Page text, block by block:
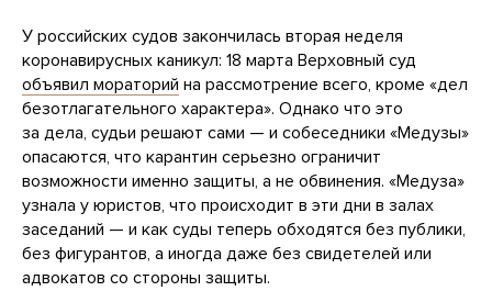
У российских судов закончилась вторая неделя
коронавирусных каникул: 18 марта Верховный суд
объявил мораторий на рассмотрение всего, кроме «дел
безотлагательного характера». Однако что это
за дела, судьи решают сами — и собеседники «Медузы»
опасаются, что карантин серьезно ограничит
возможности именно защиты, а не обвинения. «Медуза»
узнала у юристов, что происходит в эти дни в залах
заседаний — и как суды теперь обходятся без публики,
без фигурантов, а иногда даже без свидетелей или
адвокатов со стороны защиты.